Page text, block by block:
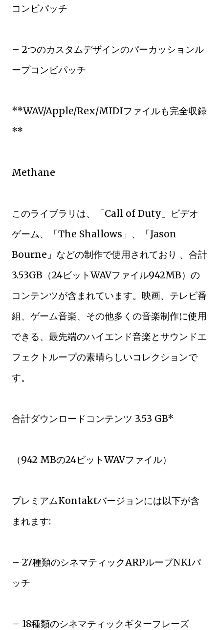
コンビパッチ
– 2つのカスタムデザインのパーカッションル
ープコンビパッチ
**WAV/Apple/Rex/MIDIファイルも完全収録
**
Methane
このライブラリは、「Call of Duty」ビデオ
ゲーム、「The Shallows」、「Jason
Bourne」などの制作で使用されており 、合計
3.53GB（24ビットWAVファイル942MB）の
コンテンツが含まれています。映画、テレビ番
組、ゲーム音楽、その他多くの音楽制作に使用
できる、最先端のハイエンド音楽とサウンドエ
フェクトループの素晴らしいコレクションで
す。
合計ダウンロードコンテンツ 3.53 GB*
（942 MBの24ビットWAVファイル）
プレミアムKontaktバージョンには以下が含
まれます:
– 27種類のシネマティックARPループNKIパ
ッチ
– 18種類のシネマティックギターフレーズ